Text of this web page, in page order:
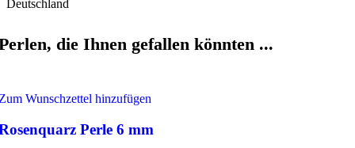
Deutschland
die Ihnen gefallen könnten ...
Wunschzettel hinzufügen
Perle 6 mm